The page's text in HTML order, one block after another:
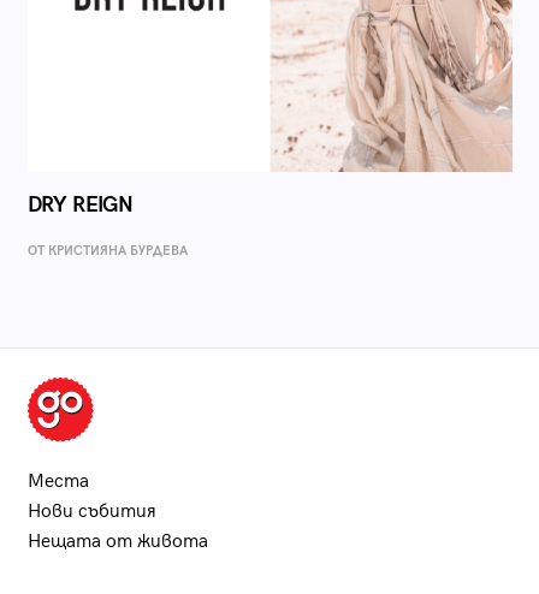
DRY REIGN
ОТ КРИСТИЯНА БУРДЕВА
Места
Нови събития
Нещата от живота